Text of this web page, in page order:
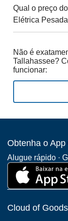
Qual o preço
Elétrica
Não é
Tallahassee?
funcionar:
Obtenha o
Alugue rápido ·
Cloud of Goods